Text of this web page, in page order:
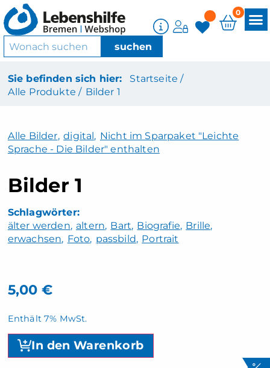
0
Sie befinden sich hier:
Startseite /
Alle Produkte / Bilder 1
Alle Bilder, digital, Nicht im Sparpaket "Leichte
Sprache - Die Bilder" enthalten
Bilder 1
älter werden altern Bart Biografie Brille
erwachsen Foto passbild Portrait
5,00 €
Enthält 7% MwSt.
In den Warenkorb